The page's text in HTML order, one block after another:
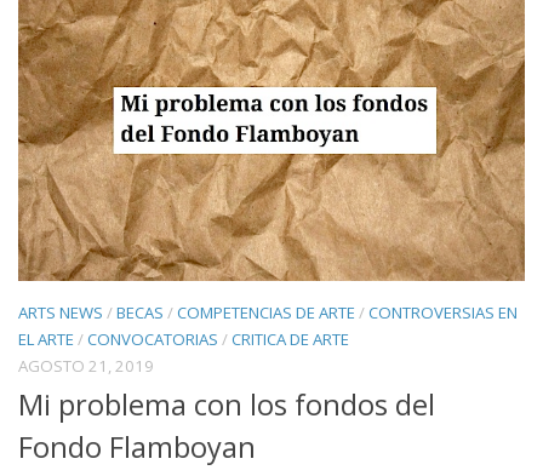
ARTS NEWS /BECAS /COMPETENCIAS DE ARTE /CONTROVERSIAS EN
EL ARTE /CONVOCATORIAS /CRITICA DE ARTE
AGOSTO 21, 2019
Mi problema con los fondos del
Fondo Flamboyan